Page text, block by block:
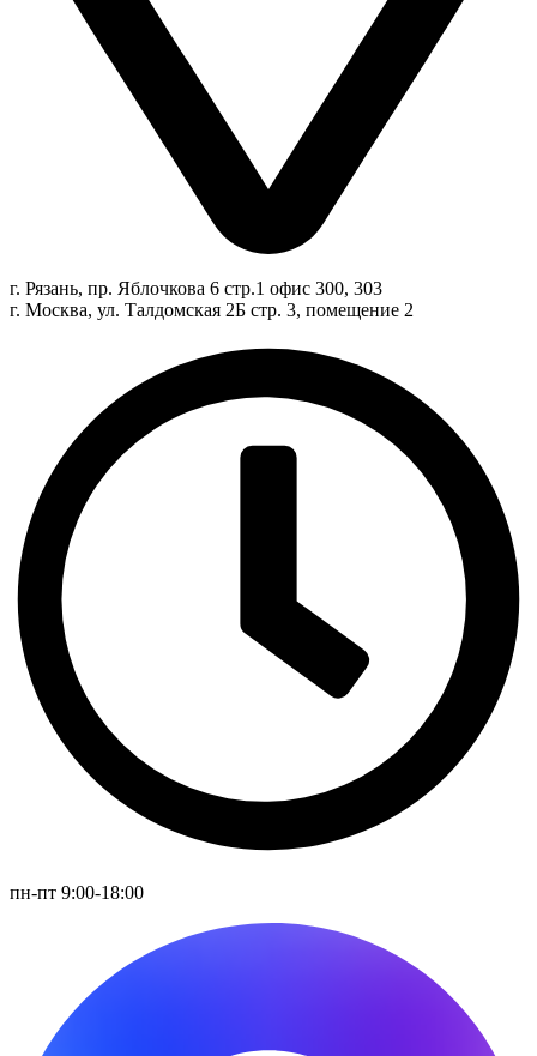
г. Рязань, пр. Яблочкова 6 стр.1 офис 300, 303
г. Москва, ул. Талдомская 2Б стр. 3, помещение 2
пн-пт 9:00-18:00